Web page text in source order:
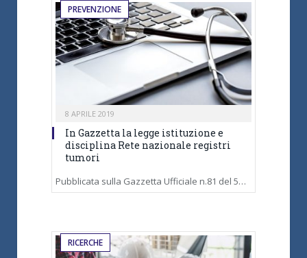
PREVENZIONE
8 APRILE 2019
In Gazzetta la legge istituzione e
disciplina Rete nazionale registri
tumori
Pubblicata sulla Gazzetta Ufficiale n.81 del 5…
RICERCHE